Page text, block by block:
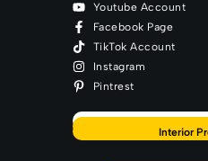
Youtube Account
Facebook Page
TikTok Account
Instagram
Pintrest
Our Latest
Interior